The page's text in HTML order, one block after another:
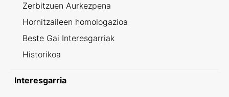
Zerbitzuen Aurkezpena
Hornitzaileen homologazioa
Beste Gai Interesgarriak
Historikoa
Interesgarria